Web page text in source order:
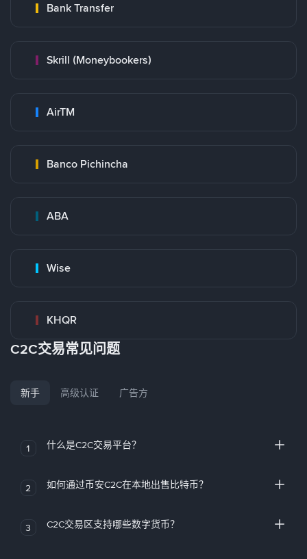
Bank Transfer
Skrill (Moneybookers)
AirTM
Banco Pichincha
ABA
Wise
KHQR
C2C交易常见问题
新手 高级认证 广告方
1 什么是C2C交易平台？
2 如何通过币安C2C在本地出售比特币？
3 C2C交易区支持哪些数字货币？